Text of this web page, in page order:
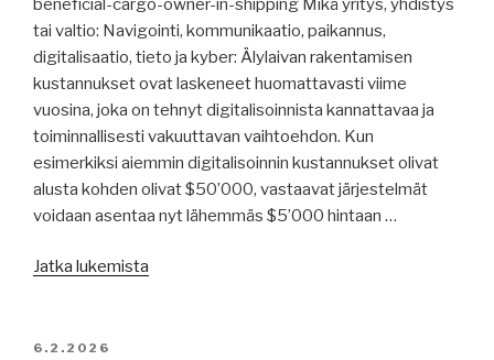
Grupp,
fossiiliton
laivakäytävä,
raportteja,
pakkasta
Kuubassa,
väärän
lipun
käytöstä,
20.
beneficial-cargo-owner-in-shipping Mikä yritys, yhdistys
tai valtio: Navigointi, kommunikaatio, paikannus,
digitalisaatio, tieto ja kyber: Älylaivan rakentamisen
kustannukset ovat laskeneet huomattavasti viime
vuosina, joka on tehnyt digitalisoinnista kannattavaa ja
toiminnallisesti vakuuttavan vaihtoehdon. Kun
esimerkiksi aiemmin digitalisoinnin kustannukset olivat
alusta kohden olivat $50’000, vastaavat järjestelmät
voidaan asentaa nyt lähemmäs $5’000 hintaan …
Jatka lukemista
JULKAISTU
6.2.2026